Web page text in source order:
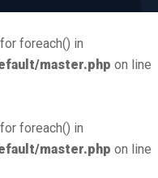
foreach() in
master.php on line
foreach() in
master.php on line